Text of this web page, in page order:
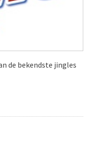
de bekendste jingles